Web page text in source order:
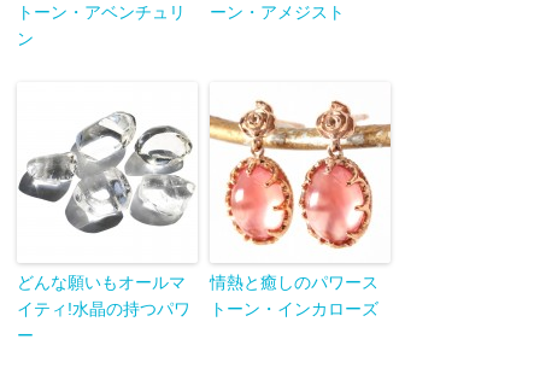
トーン・アベンチュリ
ン
ーン・アメジスト
どんな願いもオールマ
イティ!水晶の持つパワ
ー
情熱と癒しのパワース
トーン・インカローズ